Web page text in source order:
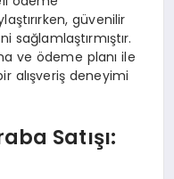
güvenilir
sağlamlaştırmıştır.
ve ödeme planı ile
alışveriş deneyimi
Satışı: